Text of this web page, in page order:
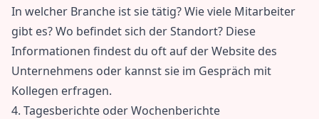
In welcher Branche ist sie tätig? Wie viele Mitarbeiter
gibt es? Wo befindet sich der Standort? Diese
Informationen findest du oft auf der Website des
Unternehmens oder kannst sie im Gespräch mit
Kollegen erfragen.
4. Tagesberichte oder Wochenberichte